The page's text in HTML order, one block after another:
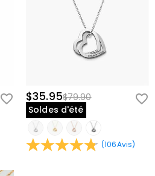
$35.95$79.90
Soldes d'été
(106Avis)